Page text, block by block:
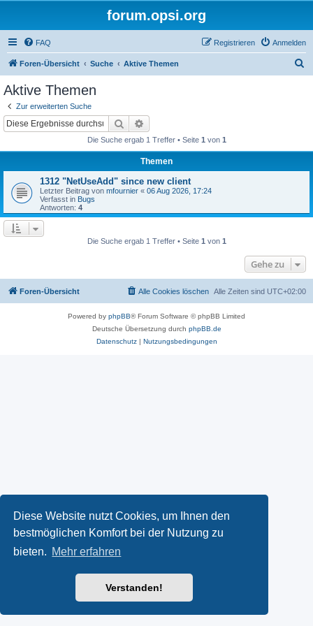
Diese Website nutzt Cookies, um Ihnen den
bestmöglichen Komfort bei der Nutzung zu
bieten. Mehr erfahren
Verstanden!
forum.opsi.org
FAQ Anmelden
Registrieren
Foren-Übersicht Suche Aktive Themen
Aktive Themen
Zur erweiterten Suche
Suche
Die Suche ergab 1 Treffer • Seite 1 von 1
Themen
1312 "NetUseAdd" since new client
Letzter Beitrag von mfournier « 06 Aug 2026, 17:24
Verfasst in Bugs
Antworten: 4
Die Suche ergab 1 Treffer • Seite 1 von 1
Gehe zu
Foren-Übersicht Alle Zeiten sind UTC+02:00
Alle Cookies löschen
Powered by phpBB® Forum Software © phpBB Limited
Deutsche Übersetzung durch phpBB.de
Datenschutz| Nutzungsbedingungen